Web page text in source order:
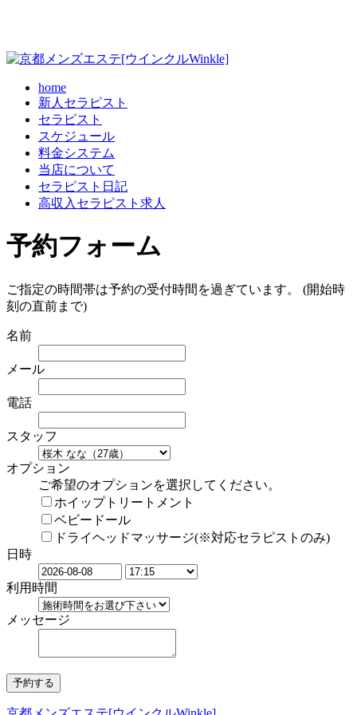
home
新人セラピスト
セラピスト
スケジュール
料金システム
当店について
セラピスト日記
高収入セラピスト求人
予約フォーム
ご指定の時間帯は予約の受付時間を過ぎています。 (開始時
刻の直前まで)
名前
メール
電話
スタッフ
オプション
ご希望のオプションを選択してください。
ホイップトリートメント
ベビードール
ドライヘッドマッサージ(※対応セラピストのみ)
日時
利用時間
メッセージ